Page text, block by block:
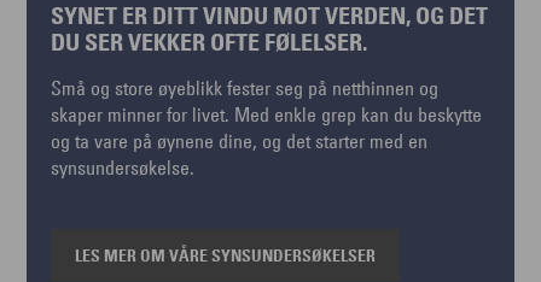
SYNET ER DITT VINDU MOT VERDEN, OG DET
DU SER VEKKER OFTE FØLELSER.
Små og store øyeblikk fester seg på netthinnen og
skaper minner for livet. Med enkle grep kan du beskytte
og ta vare på øynene dine, og det starter med en
synsundersøkelse.
LES MER OM VÅRE SYNSUNDERSØKELSER